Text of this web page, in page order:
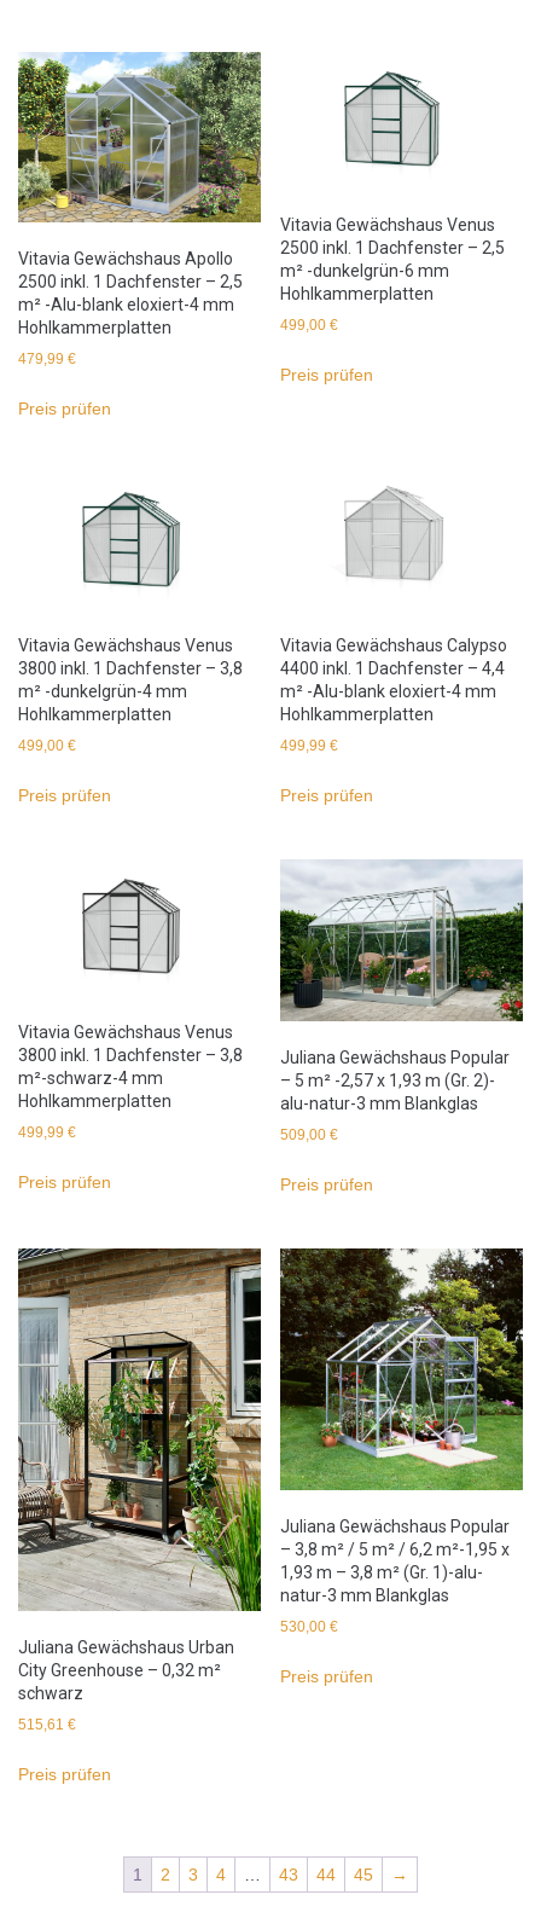
Vitavia Gewächshaus Apollo
2500 inkl. 1 Dachfenster – 2,5
m² -Alu-blank eloxiert-4 mm
Hohlkammerplatten
479,99 €
Preis prüfen
Vitavia Gewächshaus Venus
2500 inkl. 1 Dachfenster – 2,5
m² -dunkelgrün-6 mm
Hohlkammerplatten
499,00€
Preis prüfen
Vitavia Gewächshaus Venus
3800 inkl. 1 Dachfenster – 3,8
m² -dunkelgrün-4 mm
Hohlkammerplatten
499,00 €
Preis prüfen
Vitavia Gewächshaus Calypso
4400 inkl. 1 Dachfenster – 4,4
m² -Alu-blank eloxiert-4 mm
Hohlkammerplatten
499,99€
Preis prüfen
Vitavia Gewächshaus Venus
3800 inkl. 1 Dachfenster – 3,8
m²-schwarz-4 mm
Hohlkammerplatten
499,99 €
Preis prüfen
Juliana Gewächshaus Popular
– 5 m² -2,57 x 1,93 m (Gr. 2)-
alu-natur-3 mm Blankglas
509,00€
Preis prüfen
Juliana Gewächshaus Urban
City Greenhouse – 0,32 m²
schwarz
515,61 €
Preis prüfen
Juliana Gewächshaus Popular
– 3,8 m² / 5 m² / 6,2 m²-1,95 x
1,93 m – 3,8 m² (Gr. 1)-alu-
natur-3 mm Blankglas
530,00€
Preis prüfen
1 2 3 4 43 44 45 →